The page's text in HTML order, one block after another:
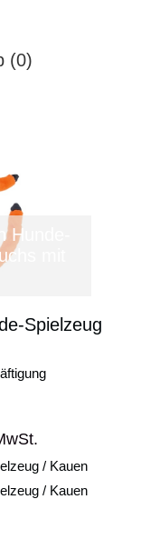
(0)
Hunde-
mit
Spielzeug
/ Kauen
/ Kauen